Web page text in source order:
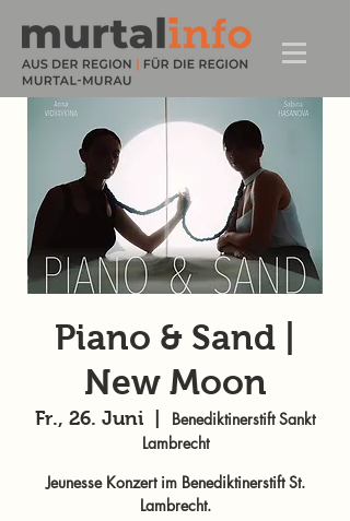
Piano & Sand |
New Moon
Fr., 26. Juni
Benediktinerstift Sankt
Lambrecht
Jeunesse Konzert im Benediktinerstift St.
Lambrecht.